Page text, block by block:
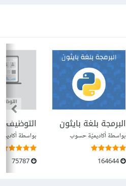
البرمجة بلغة بايثون
بواسطة أكاديميّة حسوب
164644
التوظيف
بواسطة